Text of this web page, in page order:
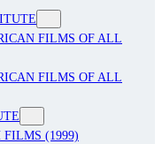
FILMS OF ALL
FILMS OF ALL
FILMS (1999)